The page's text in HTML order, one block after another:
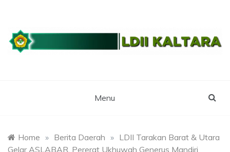
content
KALIMANTAN
UTARA
Menu
Home » Berita Daerah » LDII Tarakan Barat & Utara
Gelar ASLABAR, Pererat Ukhuwah Generus Mandiri